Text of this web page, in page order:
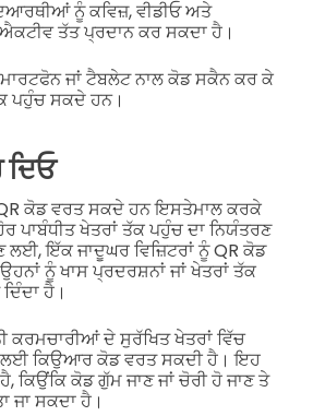
ਨੂੰ ਕਵਿਜ਼, ਵੀਡੀਓ ਅਤੇ
ਤੱਤ ਪ੍ਰਦਾਨ ਕਰ ਸਕਦਾ ਹੈ।
ਜਾਂ ਟੈਬਲੇਟ ਨਾਲ ਕੋਡ ਸਕੈਨ ਕਰ ਕੇ
ਪਹੁੰਚ ਸਕਦੇ ਹਨ।
ਕੋਡ ਵਰਤ ਸਕਦੇ ਹਨ ਇਸਤੇਮਾਲ ਕਰਕੇ
ਪਾਬੰਧੀਤ ਖੇਤਰਾਂ ਤੱਕ ਪਹੁੰਚ ਦਾ ਨਿਯੰਤਰਣ
ਇੱਕ ਜਾਦੂਘਰ ਵਿਜ਼ਿਟਰਾਂ ਨੂੰ QR ਕੋਡ
ਨੂੰ ਖਾਸ ਪ੍ਰਦਰਸ਼ਨਾਂ ਜਾਂ ਖੇਤਰਾਂ ਤੱਕ
ਹੈ।
ਕਰਮਚਾਰੀਆਂ ਦੇ ਸੁਰੱਖਿਤ ਖੇਤਰਾਂ ਵਿੱਚ
ਲਈ ਕਿਉਆਰ ਕੋਡ ਵਰਤ ਸਕਦੀ ਹੈ। ਇਹ
ਕਿਉਂਕਿ ਕੋਡ ਗੁੱਮ ਜਾਣ ਜਾਂ ਚੋਰੀ ਹੋ ਜਾਣ ਤੇ
ਜਾ ਸਕਦਾ ਹੈ।